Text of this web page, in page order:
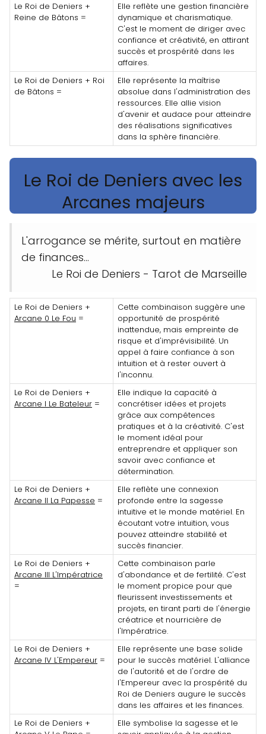
Le Roi de Deniers +
Reine de Bâtons =
Elle reflète une gestion financière
dynamique et charismatique.
C'est le moment de diriger avec
confiance et créativité, en attirant
succès et prospérité dans les
affaires.
Le Roi de Deniers + Roi
de Bâtons =
Elle représente la maîtrise
absolue dans l'administration des
ressources. Elle allie vision
d'avenir et audace pour atteindre
des réalisations significatives
dans la sphère financière.
Le Roi de Deniers avec les
Arcanes majeurs
L'arrogance se mérite, surtout en matière
de finances...
Le Roi de Deniers - Tarot de Marseille
Le Roi de Deniers +
Arcane 0 Le Fou =
Cette combinaison suggère une
opportunité de prospérité
inattendue, mais empreinte de
risque et d'imprévisibilité. Un
appel à faire confiance à son
intuition et à rester ouvert à
l'inconnu.
Le Roi de Deniers +
Arcane I Le Bateleur =
Elle indique la capacité à
concrétiser idées et projets
grâce aux compétences
pratiques et à la créativité. C'est
le moment idéal pour
entreprendre et appliquer son
savoir avec confiance et
détermination.
Le Roi de Deniers +
Arcane II La Papesse =
Elle reflète une connexion
profonde entre la sagesse
intuitive et le monde matériel. En
écoutant votre intuition, vous
pouvez atteindre stabilité et
succès financier.
Le Roi de Deniers +
Arcane III L'Impératrice
=
Cette combinaison parle
d'abondance et de fertilité. C'est
le moment propice pour que
fleurissent investissements et
projets, en tirant parti de l'énergie
créatrice et nourricière de
l'Impératrice.
Le Roi de Deniers +
Arcane IV L'Empereur =
Elle représente une base solide
pour le succès matériel. L'alliance
de l'autorité et de l'ordre de
l'Empereur avec la prospérité du
Roi de Deniers augure le succès
dans les affaires et les finances.
Le Roi de Deniers +
Elle symbolise la sagesse et le